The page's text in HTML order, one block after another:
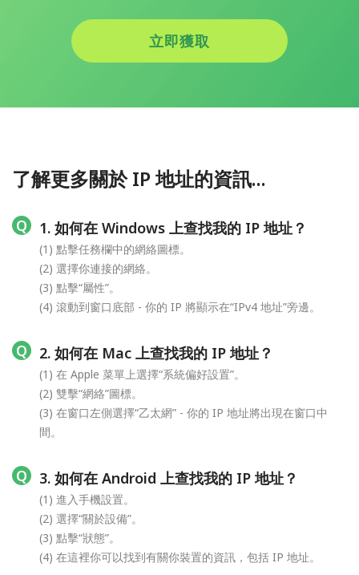
立即獲取
了解更多關於 IP 地址的資訊...
1. 如何在 Windows 上查找我的 IP 地址？
(1) 點擊任務欄中的網絡圖標。
(2) 選擇你連接的網絡。
(3) 點擊“屬性”。
(4) 滾動到窗口底部 - 你的 IP 將顯示在“IPv4 地址”旁邊。
2. 如何在 Mac 上查找我的 IP 地址？
(1) 在 Apple 菜單上選擇“系統偏好設置”。
(2) 雙擊“網絡”圖標。
(3) 在窗口左側選擇“乙太網” - 你的 IP 地址將出現在窗口中
間。
3. 如何在 Android 上查找我的 IP 地址？
(1) 進入手機設置。
(2) 選擇“關於設備”。
(3) 點擊“狀態”。
(4) 在這裡你可以找到有關你裝置的資訊，包括 IP 地址。